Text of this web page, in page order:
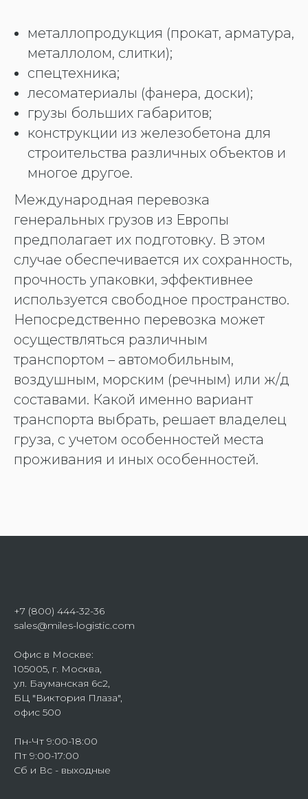
металлопродукция (прокат, арматура,
металлолом, слитки);
спецтехника;
лесоматериалы (фанера, доски);
грузы больших габаритов;
конструкции из железобетона для
строительства различных объектов и
многое другое.
Международная перевозка
генеральных грузов из Европы
предполагает их подготовку. В этом
случае обеспечивается их сохранность,
прочность упаковки, эффективнее
используется свободное пространство.
Непосредственно перевозка может
осуществляться различным
транспортом – автомобильным,
воздушным, морским (речным) или ж/д
составами. Какой именно вариант
транспорта выбрать, решает владелец
груза, с учетом особенностей места
проживания и иных особенностей.
+7 (800) 444-32-36
sales@miles-logistic.com
Офис в Москве:
105005, г. Москва,
ул. Бауманская 6с2,
БЦ "Виктория Плаза",
офис 500
Пн-Чт 9:00-18:00
Пт 9:00-17:00
Сб и Вс - выходные